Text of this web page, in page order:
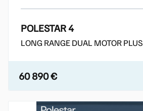
POLESTAR 4
LONG RANGE DUAL MOTOR PLUS
60 890 €